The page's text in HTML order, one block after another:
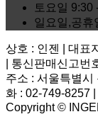
토요일 9:30
일요일,공휴
상호 : 인젠 | 대표
| 통신판매신고
주소 : 서울특별시
화 : 02-749-8257
Copyright ©